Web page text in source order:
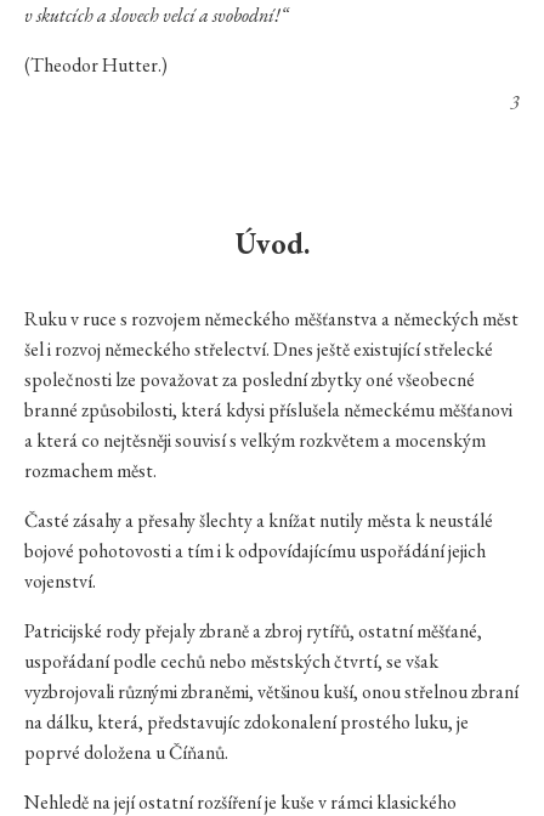
v skutcích a slovech velcí a svobodní!“
(Theodor Hutter.)
3
Úvod.
Ruku v ruce s rozvojem německého měšťanstva a německých měst
šel i rozvoj německého střelectví. Dnes ještě existující střelecké
společnosti lze považovat za poslední zbytky oné všeobecné
branné způsobilosti, která kdysi příslušela německému měšťanovi
a která co nejtěsněji souvisí s velkým rozkvětem a mocenským
rozmachem měst.
Časté zásahy a přesahy šlechty a knížat nutily města k neustálé
bojové pohotovosti a tím i k odpovídajícímu uspořádání jejich
vojenství.
Patricijské rody přejaly zbraně a zbroj rytířů, ostatní měšťané,
uspořádaní podle cechů nebo městských čtvrtí, se však
vyzbrojovali různými zbraněmi, většinou kuší, onou střelnou zbraní
na dálku, která, představujíc zdokonalení prostého luku, je
poprvé doložena u Číňanů.
Nehledě na její ostatní rozšíření je kuše v rámci klasického